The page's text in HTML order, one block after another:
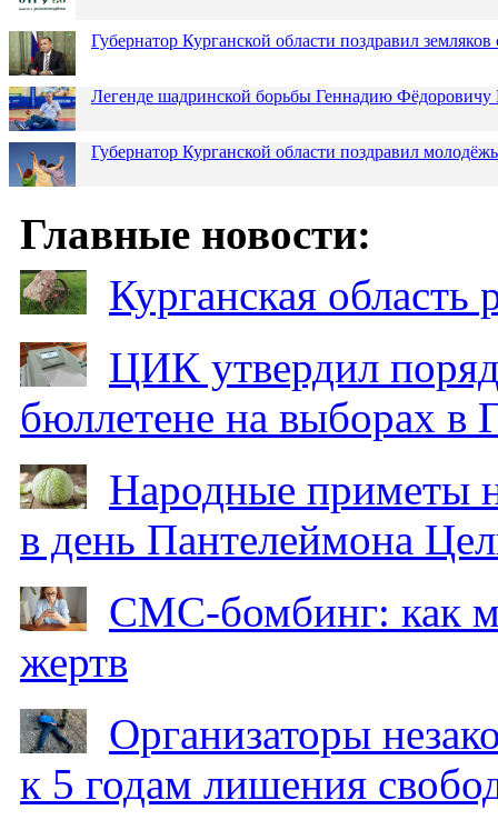
Губернатор Курганской области поздравил
Легенде шадринской борьбы Геннадию Фёдоровичу
Губернатор Курганской области поздравил
Главные новости:
Курганская
ЦИК утвердил
бюллетене на выборах в
Народные приметы
в день Пантелеймона
СМС-бомбинг: как
жертв
Организаторы
к 5 годам лишения